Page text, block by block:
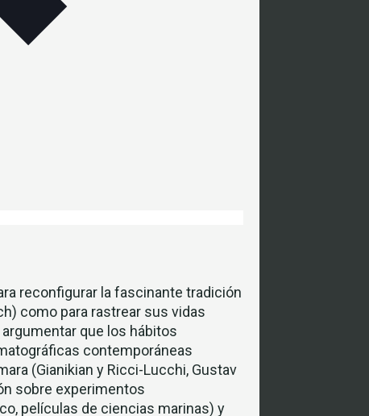
reconfigurar la fascinante tradición
como para rastrear sus vidas
que los hábitos
contemporáneas
(Gianikian y Ricci-Lucchi, Gustav
sobre experimentos
películas de ciencias marinas) y